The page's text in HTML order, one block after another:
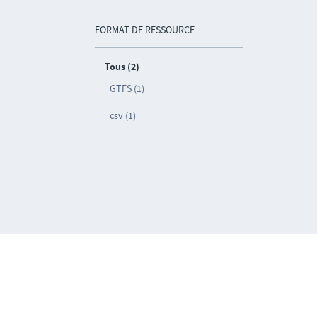
FORMAT DE RESSOURCE
Tous (2)
GTFS (1)
csv (1)